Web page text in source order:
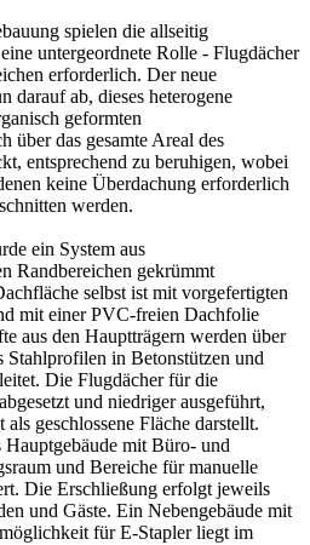
spielen die allseitig
untergeordnete Rolle - Flugdächer
erforderlich. Der neue
darauf ab, dieses heterogene
geformten
über das gesamte Areal des
entsprechend zu beruhigen, wobei
keine Überdachung erforderlich
werden.
ein System aus
Randbereichen gekrümmt
selbst ist mit vorgefertigten
mit einer PVC-freien Dachfolie
aus den Hauptträgern werden über
Stahlprofilen in Betonstützen und
Die Flugdächer für die
und niedriger ausgeführt,
geschlossene Fläche darstellt.
Hauptgebäude mit Büro- und
und Bereiche für manuelle
Die Erschließung erfolgt jeweils
und Gäste. Ein Nebengebäude mit
für E-Stapler liegt im